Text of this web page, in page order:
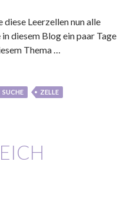
diese Leerzellen nun alle
diesem Blog ein paar Tage
Thema …
SUCHE ZELLE